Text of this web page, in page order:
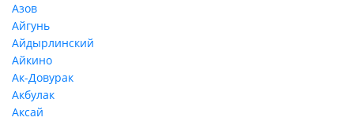
Азов
Айгунь
Айдырлинский
Айкино
Ак-Довурак
Акбулак
Аксай